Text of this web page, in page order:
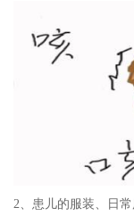
2、患儿的服装、日